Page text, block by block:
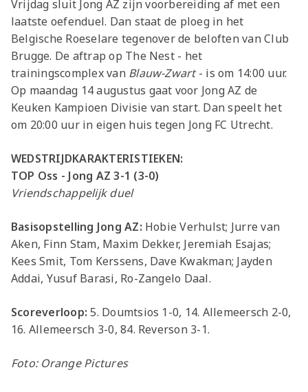
Vrijdag sluit Jong AZ zijn voorbereiding af met een
laatste oefenduel. Dan staat de ploeg in het
Belgische Roeselare tegenover de beloften van Club
Brugge. De aftrap op The Nest - het
trainingscomplex van Blauw-Zwart- is om 14:00 uur.
Op maandag 14 augustus gaat voor Jong AZ de
Keuken Kampioen Divisie van start. Dan speelt het
om 20:00 uur in eigen huis tegen Jong FC Utrecht.
WEDSTRIJDKARAKTERISTIEKEN:
TOP Oss - Jong AZ 3-1 (3-0)
Vriendschappelijk duel
Basisopstelling Jong AZ: Hobie Verhulst; Jurre van
Aken, Finn Stam, Maxim Dekker, Jeremiah Esajas;
Kees Smit, Tom Kerssens, Dave Kwakman; Jayden
Addai, Yusuf Barasi, Ro-Zangelo Daal.
Scoreverloop:5. Doumtsios 1-0, 14. Allemeersch 2-0,
16. Allemeersch 3-0, 84. Reverson 3-1.
Foto: Orange Pictures